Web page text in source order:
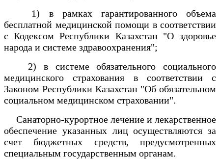
1) в рамках гарантированного объема
бесплатной медицинской помощи в соответствии
с Кодексом Республики Казахстан "О здоровье
народа и системе здравоохранения";
2) в системе обязательного социального
медицинского страхования в соответствии с
Законом Республики Казахстан "Об обязательном
социальном медицинском страховании".
Санаторно-курортное лечение и лекарственное
обеспечение указанных лиц осуществляются за
счет бюджетных средств, предусмотренных
специальным государственным органам.